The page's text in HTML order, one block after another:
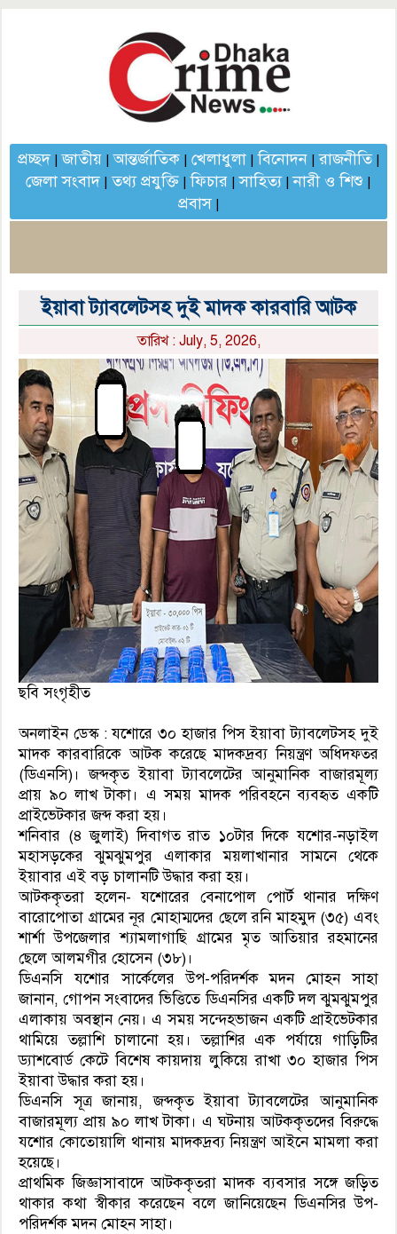
প্রচ্ছদ|জাতীয়|আন্তর্জাতিক| খেলাধুলা|বিনোদন|রাজনীতি|
জেলা সংবাদ|তথ্য প্রযুক্তি |ফিচার |সাহিত্য|নারী ও শিশু |
প্রবাস|
ইয়াবা ট্যাবলেটসহ দুই মাদক কারবারি আটক
তারিখ : July, 5, 2026,
ছবি সংগৃহীত
অনলাইন ডেস্ক : যশোরে ৩০ হাজার পিস ইয়াবা ট্যাবলেটসহ দুই
মাদক কারবারিকে আটক করেছে মাদকদ্রব্য নিয়ন্ত্রণ অধিদফতর
(ডিএনসি)। জব্দকৃত ইয়াবা ট্যাবলেটের আনুমানিক বাজারমূল্য
প্রায় ৯০ লাখ টাকা। এ সময় মাদক পরিবহনে ব্যবহৃত একটি
প্রাইভেটকার জব্দ করা হয়।
শনিবার (৪ জুলাই) দিবাগত রাত ১০টার দিকে যশোর-নড়াইল
মহাসড়কের ঝুমঝুমপুর এলাকার ময়লাখানার সামনে থেকে
ইয়াবার এই বড় চালানটি উদ্ধার করা হয়।
আটককৃতরা হলেন- যশোরের বেনাপোল পোর্ট থানার দক্ষিণ
বারোপোতা গ্রামের নূর মোহাম্মদের ছেলে রনি মাহমুদ (৩৫) এবং
শার্শা উপজেলার শ্যামলাগাছি গ্রামের মৃত আতিয়ার রহমানের
ছেলে আলমগীর হোসেন (৩৮)।
ডিএনসি যশোর সার্কেলের উপ-পরিদর্শক মদন মোহন সাহা
জানান, গোপন সংবাদের ভিত্তিতে ডিএনসির একটি দল ঝুমঝুমপুর
এলাকায় অবস্থান নেয়। এ সময় সন্দেহভাজন একটি প্রাইভেটকার
থামিয়ে তল্লাশি চালানো হয়। তল্লাশির এক পর্যায়ে গাড়িটির
ড্যাশবোর্ড কেটে বিশেষ কায়দায় লুকিয়ে রাখা ৩০ হাজার পিস
ইয়াবা উদ্ধার করা হয়।
ডিএনসি সূত্র জানায়, জব্দকৃত ইয়াবা ট্যাবলেটের আনুমানিক
বাজারমূল্য প্রায় ৯০ লাখ টাকা। এ ঘটনায় আটককৃতদের বিরুদ্ধে
যশোর কোতোয়ালি থানায় মাদকদ্রব্য নিয়ন্ত্রণ আইনে মামলা করা
হয়েছে।
প্রাথমিক জিজ্ঞাসাবাদে আটককৃতরা মাদক ব্যবসার সঙ্গে জড়িত
থাকার কথা স্বীকার করেছেন বলে জানিয়েছেন ডিএনসির উপ-
পরিদর্শক মদন মোহন সাহা।